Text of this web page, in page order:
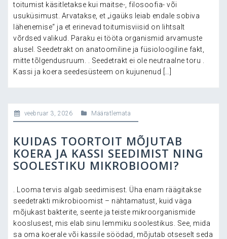
toitumist käsitletakse kui maitse-, filosoofia- või
usuküsimust. Arvatakse, et „igaüks leiab endale sobiva
lähenemise“ ja et erinevad toitumisviisid on lihtsalt
võrdsed valikud. Paraku ei tööta organismid arvamuste
alusel. Seedetrakt on anatoomiline ja füsioloogiline fakt,
mitte tõlgendusruum. . Seedetrakt ei ole neutraalne toru .
Kassi ja koera seedesüsteem on kujunenud […]
veebruar 3, 2026 Määratlemata
KUIDAS TOORTOIT MÕJUTAB
KOERA JA KASSI SEEDIMIST NING
SOOLESTIKU MIKROBIOOMI?
. Looma tervis algab seedimisest. Üha enam räägitakse
seedetrakti mikrobioomist – nähtamatust, kuid väga
mõjukast bakterite, seente ja teiste mikroorganismide
kooslusest, mis elab sinu lemmiku soolestikus. See, mida
sa oma koerale või kassile söödad, mõjutab otseselt seda